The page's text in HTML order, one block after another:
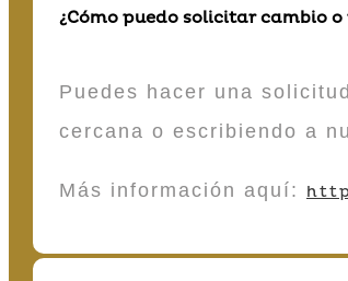
¿Cómo puedo solicitar cambio
Puedes hacer una
cercana o escribiendo a
Más información aquí: